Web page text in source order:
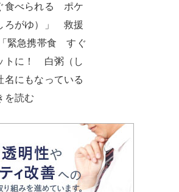
食べられる ポケ
ろがゆ）」 救援
緊急携帯食 すぐ
トに！ 白粥（し
名にもなっている
を読む